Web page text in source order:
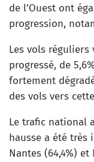
de l’Ouest ont
progression,
Les vols réguliers
progressé, de
fortement
des vols vers
Le trafic national
hausse a été
Nantes (64,4%)